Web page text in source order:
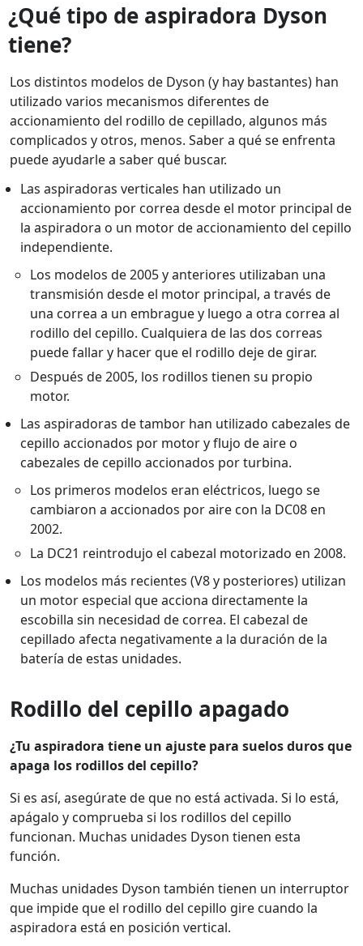
¿Qué tipo de aspiradora Dyson
tiene?
Los distintos modelos de Dyson (y hay bastantes) han
utilizado varios mecanismos diferentes de
accionamiento del rodillo de cepillado, algunos más
complicados y otros, menos. Saber a qué se enfrenta
puede ayudarle a saber qué buscar.
Las aspiradoras verticales han utilizado un
accionamiento por correa desde el motor principal de
la aspiradora o un motor de accionamiento del cepillo
independiente.
Los modelos de 2005 y anteriores utilizaban una
transmisión desde el motor principal, a través de
una correa a un embrague y luego a otra correa al
rodillo del cepillo. Cualquiera de las dos correas
puede fallar y hacer que el rodillo deje de girar.
Después de 2005, los rodillos tienen su propio
motor.
Las aspiradoras de tambor han utilizado cabezales de
cepillo accionados por motor y flujo de aire o
cabezales de cepillo accionados por turbina.
Los primeros modelos eran eléctricos, luego se
cambiaron a accionados por aire con la DC08 en
2002.
La DC21 reintrodujo el cabezal motorizado en 2008.
Los modelos más recientes (V8 y posteriores) utilizan
un motor especial que acciona directamente la
escobilla sin necesidad de correa. El cabezal de
cepillado afecta negativamente a la duración de la
batería de estas unidades.
Rodillo del cepillo apagado
¿Tu aspiradora tiene un ajuste para suelos duros que
apaga los rodillos del cepillo?
Si es así, asegúrate de que no está activada. Si lo está,
apágalo y comprueba si los rodillos del cepillo
funcionan. Muchas unidades Dyson tienen esta
función.
Muchas unidades Dyson también tienen un interruptor
que impide que el rodillo del cepillo gire cuando la
aspiradora está en posición vertical.